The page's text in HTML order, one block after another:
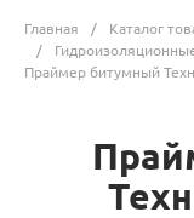
Главная / Каталог
/
Праймер битумный